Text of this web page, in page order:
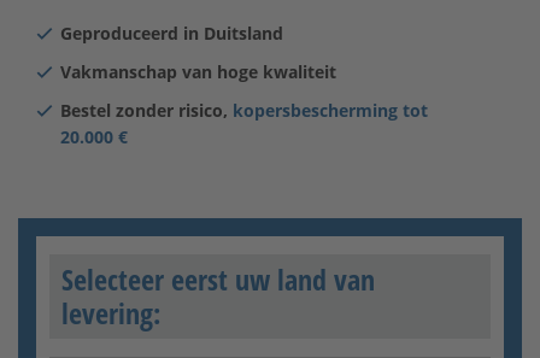
Geproduceerd in Duitsland
Vakmanschap van hoge kwaliteit
Bestel zonder risico, kopersbescherming tot
20.000 €
Selecteer eerst uw land van
levering: